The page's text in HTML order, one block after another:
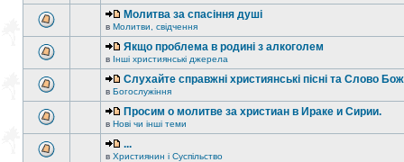
Молитва за спасіння душі
в Молитви, свідчення
Якщо проблема в родині з алкоголем
в Інші християнські джерела
Слухайте справжні християнські пісні та Слово
в Богослужіння
Просим о молитве за христиан в Ираке и Сирии.
в Нові чи інші теми
...
в Християнин і Суспільство